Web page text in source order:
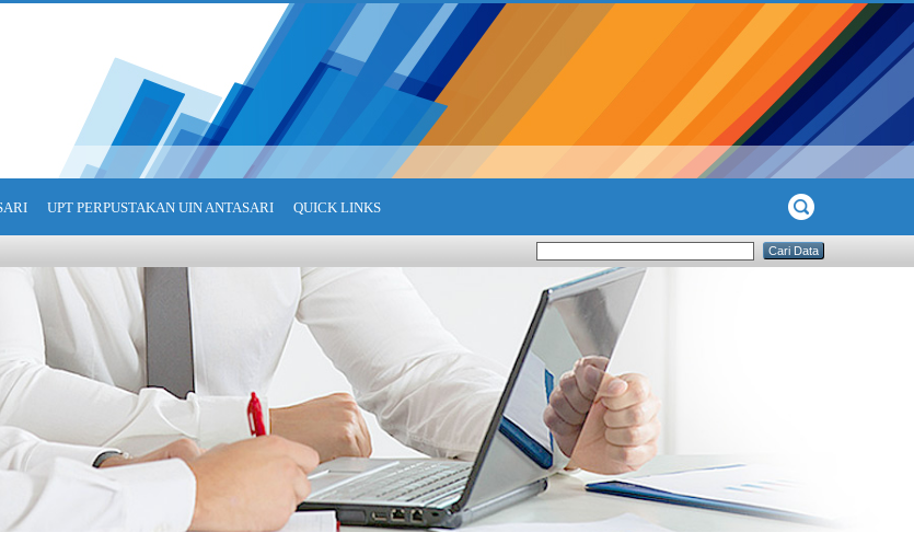
UPT PERPUSTAKAN UIN ANTASARI QUICK LINKS